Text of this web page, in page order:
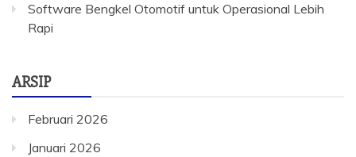
Software Bengkel Otomotif untuk Operasional Lebih
Rapi
ARSIP
Februari 2026
Januari 2026